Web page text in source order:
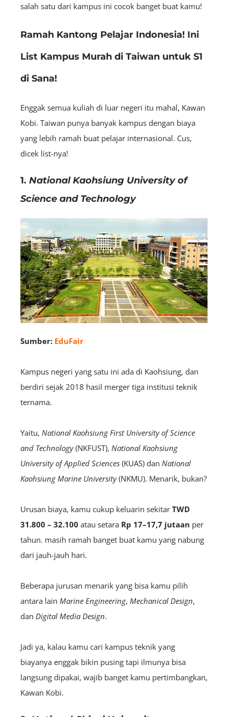
salah satu dari kampus ini cocok banget buat kamu!
Ramah Kantong Pelajar Indonesia! Ini
List Kampus Murah di Taiwan untuk S1
di Sana!
Enggak semua kuliah di luar negeri itu mahal, Kawan
Kobi. Taiwan punya banyak kampus dengan biaya
yang lebih ramah buat pelajar internasional. Cus,
dicek list-nya!
1. National Kaohsiung University of
Science and Technology
Sumber: EduFair
Kampus negeri yang satu ini ada di Kaohsiung, dan
berdiri sejak 2018 hasil merger tiga institusi teknik
ternama.
Yaitu, National Kaohsiung First University of Science
and Technology(NKFUST), National Kaohsiung
University of Applied Sciences (KUAS) dan National
Kaohsiung Marine University(NKMU). Menarik, bukan?
Urusan biaya, kamu cukup keluarin sekitar TWD
31.800 – 32.100 atau setara Rp 17–17,7 jutaan per
tahun. masih ramah banget buat kamu yang nabung
dari jauh-jauh hari.
Beberapa jurusan menarik yang bisa kamu pilih
antara lain Marine Engineering, Mechanical Design,
dan Digital Media Design.
Jadi ya, kalau kamu cari kampus teknik yang
biayanya enggak bikin pusing tapi ilmunya bisa
langsung dipakai, wajib banget kamu pertimbangkan,
Kawan Kobi.